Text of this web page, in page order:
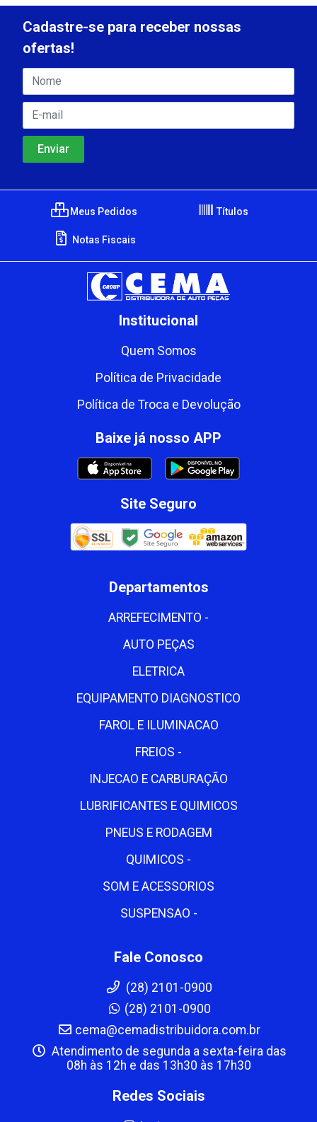
Cadastre-se para receber nossas
ofertas!
Meus Pedidos Títulos
Notas Fiscais
Institucional
Quem Somos
Política de Privacidade
Política de Troca e Devolução
Baixe já nosso APP
Site Seguro
Departamentos
ARREFECIMENTO -
AUTO PEÇAS
ELETRICA
EQUIPAMENTO DIAGNOSTICO
FAROL E ILUMINACAO
FREIOS -
INJECAO E CARBURAÇÃO
LUBRIFICANTES E QUIMICOS
PNEUS E RODAGEM
QUIMICOS -
SOM E ACESSORIOS
SUSPENSAO -
Fale Conosco
(28) 2101-0900
(28) 2101-0900
cema@cemadistribuidora.com.br
Atendimento de segunda a sexta-feira das
08h às 12h e das 13h30 às 17h30
Redes Sociais